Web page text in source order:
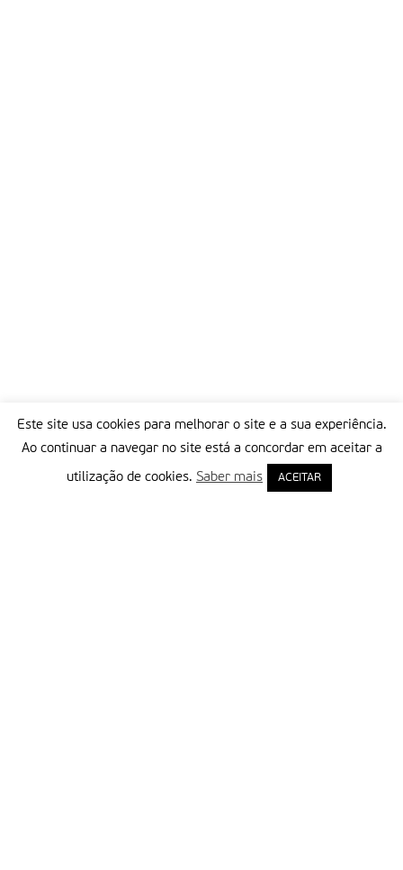
Este site usa cookies para melhorar o site e a sua experiência.
Ao continuar a navegar no site está a concordar em aceitar a
utilização de cookies. Saber mais ACEITAR